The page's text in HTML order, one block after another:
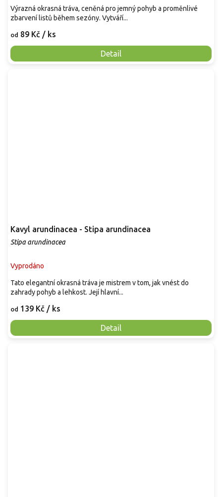
od 89 Kč / ks
Detail
Výrazná okrasná tráva, ceněná pro jemný pohyb a proměnlivé
zbarvení listů během sezóny. Vytváří...
Kavyl arundinacea - Stipa arundinacea
Stipa arundinacea
Vyprodáno
od 139 Kč / ks
Detail
Tato elegantní okrasná tráva je mistrem v tom, jak vnést do
zahrady pohyb a lehkost. Její hlavní...